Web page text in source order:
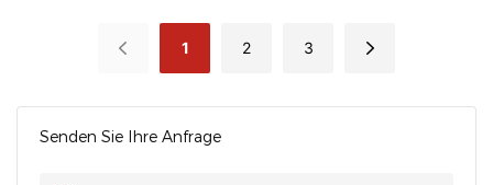
Senden Sie Ihre Anfrage
schleimlösenden
1 2 3